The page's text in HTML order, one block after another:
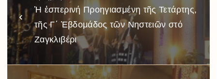
Ἡ ἑσπερινή Προηγιασμένη τῆς Τετάρτης,
τῆς Γ΄ Ἑβδομάδος τῶν Νηστειῶν στό
Ζαγκλιβέρι